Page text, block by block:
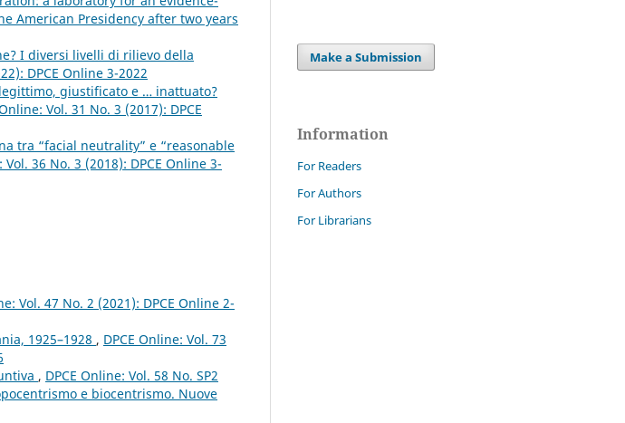
American Presidency after two years
I diversi livelli di rilievo della
DPCE Online 3-2022
giustificato e … inattuato?
Vol. 31 No. 3 (2017): DPCE
tra “facial neutrality” e “reasonable
Vol. 36 No. 3 (2018): DPCE Online 3-
Vol. 47 No. 2 (2021): DPCE Online 2-
1925–1928 , DPCE Online: Vol. 73
, DPCE Online: Vol. 58 No. SP2
e biocentrismo. Nuove
Make a Submission
Information
For Readers
For Authors
For Librarians